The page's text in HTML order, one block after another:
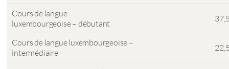
Cours de langue
luxembourgeoise – débutant
Cours de langue luxembourgeoise –
intermédiaire